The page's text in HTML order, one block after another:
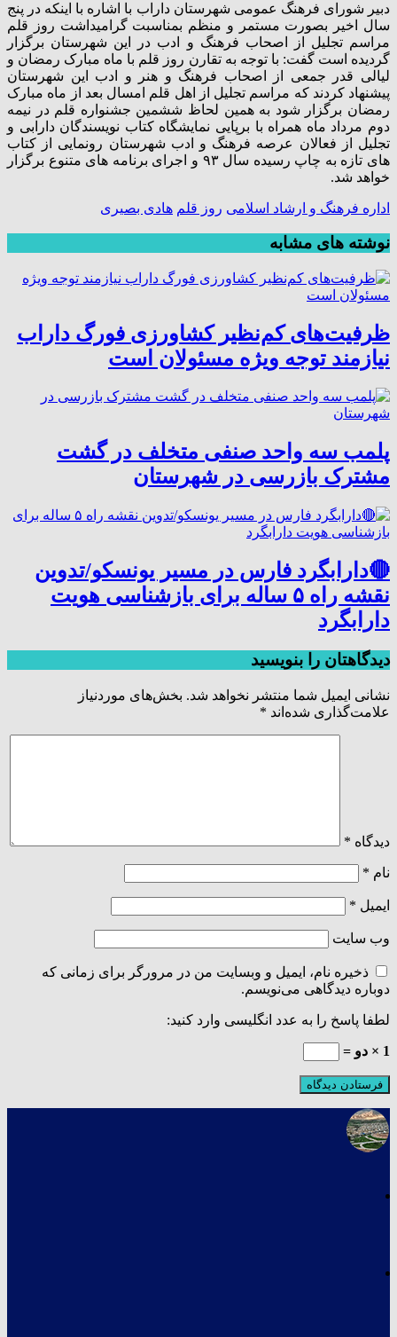
دبیر شورای فرهنگ عمومی شهرستان داراب با اشاره با اینکه در پنج
سال اخیر بصورت مستمر و منظم بمناسبت گرامیداشت روز قلم
مراسم تجلیل از اصحاب فرهنگ و ادب در این شهرستان برگزار
گردیده است گفت: با توجه به تقارن روز قلم با ماه مبارک رمضان و
لیالی قدر جمعی از اصحاب فرهنگ و هنر و ادب این شهرستان
پیشنهاد کردند که مراسم تجلیل از اهل قلم امسال بعد از ماه مبارک
رمضان برگزار شود به همین لحاظ ششمین جشنواره قلم در نیمه
دوم مرداد ماه همراه با برپایی نمایشگاه کتاب نویسندگان دارابی و
تجلیل از فعالان عرصه فرهنگ و ادب شهرستان رونمایی از کتاب
های تازه به چاپ رسیده سال ۹۳ و اجرای برنامه های متنوع برگزار
خواهد شد.
اداره فرهنگ و ارشاد اسلامی روز قلم هادی بصیری
نوشته های مشابه
ظرفیت‌های کم‌نظیر کشاورزی فورگ داراب
نیازمند توجه ویژه مسئولان است
پلمب سه واحد صنفی متخلف در گشت
مشترک بازرسی در شهرستان
🔴دارابگرد فارس در مسیر یونسکو/تدوین
نقشه راه ۵ ساله برای بازشناسی هویت
دارابگرد
دیدگاهتان را بنویسید
نشانی ایمیل شما منتشر نخواهد شد. بخش‌های موردنیاز
علامت‌گذاری شده‌اند *
دیدگاه *
نام *
ایمیل *
وب‌ سایت
ذخیره نام، ایمیل و وبسایت من در مرورگر برای زمانی که
دوباره دیدگاهی می‌نویسم.
لطفا پاسخ را به عدد انگلیسی وارد کنید:
1 × دو =